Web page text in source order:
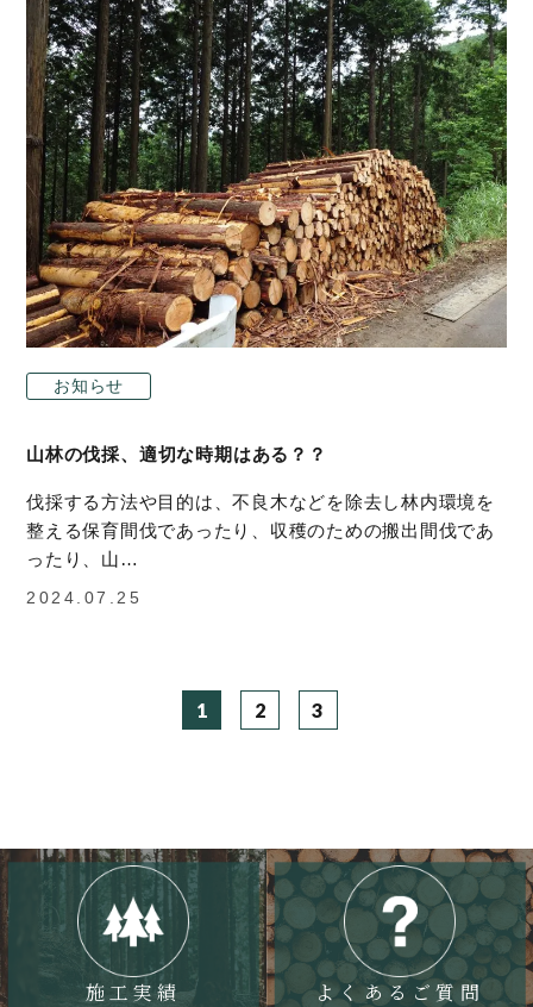
お知らせ
山林の伐採、適切な時期はある？？
伐採する方法や目的は、不良木などを除去し林内環境を
整える保育間伐であったり、収穫のための搬出間伐であ
ったり、山…
2024.07.25
ー
ジ
送
り
1 2 3
施工実績 よくあるご質問